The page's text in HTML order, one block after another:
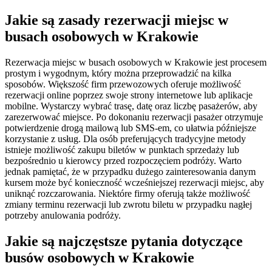
Jakie są zasady rezerwacji miejsc w
busach osobowych w Krakowie
Rezerwacja miejsc w busach osobowych w Krakowie jest procesem
prostym i wygodnym, który można przeprowadzić na kilka
sposobów. Większość firm przewozowych oferuje możliwość
rezerwacji online poprzez swoje strony internetowe lub aplikacje
mobilne. Wystarczy wybrać trasę, datę oraz liczbę pasażerów, aby
zarezerwować miejsce. Po dokonaniu rezerwacji pasażer otrzymuje
potwierdzenie drogą mailową lub SMS-em, co ułatwia późniejsze
korzystanie z usług. Dla osób preferujących tradycyjne metody
istnieje możliwość zakupu biletów w punktach sprzedaży lub
bezpośrednio u kierowcy przed rozpoczęciem podróży. Warto
jednak pamiętać, że w przypadku dużego zainteresowania danym
kursem może być konieczność wcześniejszej rezerwacji miejsc, aby
uniknąć rozczarowania. Niektóre firmy oferują także możliwość
zmiany terminu rezerwacji lub zwrotu biletu w przypadku nagłej
potrzeby anulowania podróży.
Jakie są najczęstsze pytania dotyczące
busów osobowych w Krakowie